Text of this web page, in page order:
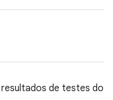
de testes do